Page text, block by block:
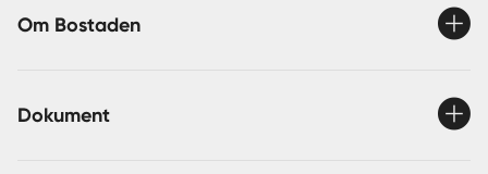
framtida renoveringar.
Om Bostaden
Dokument